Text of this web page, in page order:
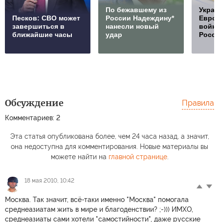
Песков: СВО может
завершиться в
ближайшие часы
По бежавшему из
России Надеждину*
нанесли новый
удар
Обсуждение
Комментариев: 2
Правила
Эта статья опубликована более, чем 24 часа назад, а значит,
она недоступна для комментирования. Новые материалы вы
можете найти на главной странице.
18 мая 2010, 10:42
Москва. Так значит, всё-таки именно "Москва" помогала
среднеазиатам жить в мире и благоденствии? ;-))) ИМХО,
среднеазиаты сами хотели "самостийности", даже русские